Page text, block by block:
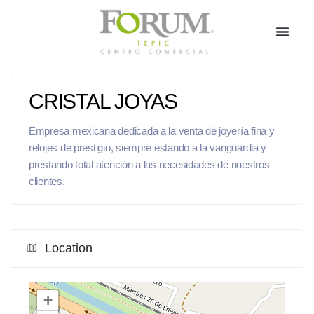
CRISTAL JOYAS
Empresa mexicana dedicada a la venta de joyería fina y
relojes de prestigio, siempre estando a la vanguardia y
prestando total atención a las necesidades de nuestros
clientes.
Location
+